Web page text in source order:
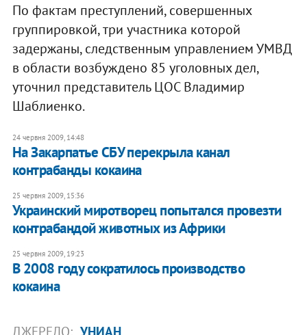
По фактам преступлений, совершенных
группировкой, три участника которой
задержаны, следственным управлением УМВД
в области возбуждено 85 уголовных дел,
уточнил представитель ЦОС Владимир
Шаблиенко.
24 червня 2009, 14:48
На Закарпатье СБУ перекрыла канал
контрабанды кокаина
25 червня 2009, 15:36
Украинский миротворец попытался провезти
контрабандой животных из Африки
25 червня 2009, 19:23
В 2008 году сократилось производство
кокаина
ДЖЕРЕЛО: УНИАН